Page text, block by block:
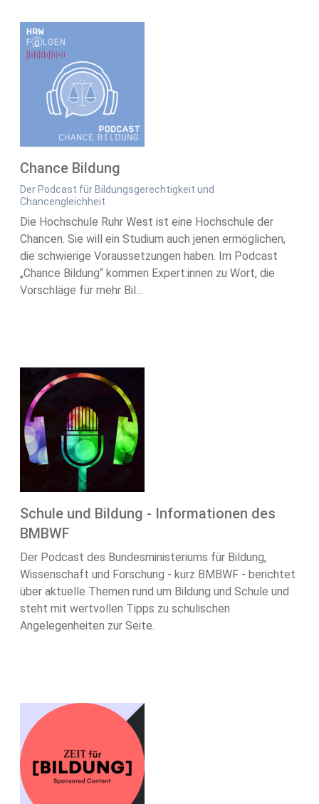
Chance Bildung
Der Podcast für Bildungsgerechtigkeit und
Chancengleichheit
Die Hochschule Ruhr West ist eine Hochschule der
Chancen. Sie will ein Studium auch jenen ermöglichen,
die schwierige Voraussetzungen haben. Im Podcast
„Chance Bildung“ kommen Expert:innen zu Wort, die
Vorschläge für mehr Bil...
Schule und Bildung - Informationen des
BMBWF
Der Podcast des Bundesministeriums für Bildung,
Wissenschaft und Forschung - kurz BMBWF - berichtet
über aktuelle Themen rund um Bildung und Schule und
steht mit wertvollen Tipps zu schulischen
Angelegenheiten zur Seite.